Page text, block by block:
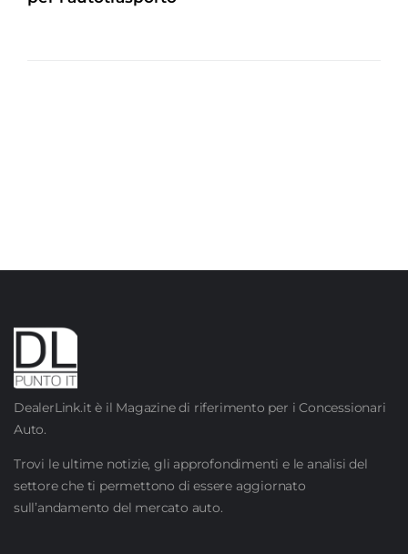
DealerLink.it è il Magazine di riferimento per i Concessionari
Auto.
Trovi le ultime notizie, gli approfondimenti e le analisi del
settore che ti permettono di essere aggiornato
sull’andamento del mercato auto.